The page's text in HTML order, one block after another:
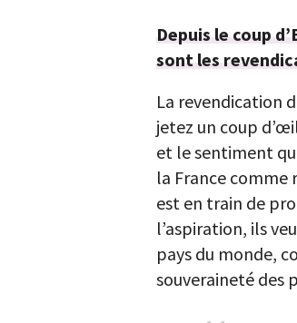
Depuis le coup
sont les
La revendication
jetez un coup
et le sentiment
la France comme
est en train de
l’aspiration, ils
pays du monde,
souveraineté des